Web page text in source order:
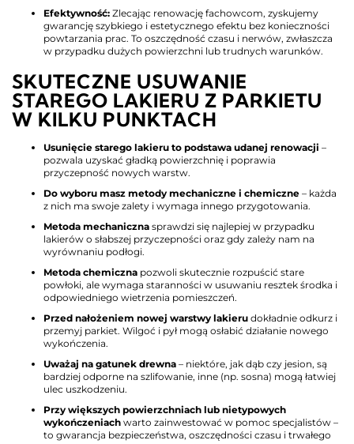
Efektywność: Zlecając renowację fachowcom, zyskujemy
gwarancję szybkiego i estetycznego efektu bez konieczności
powtarzania prac. To oszczędność czasu i nerwów, zwłaszcza
w przypadku dużych powierzchni lub trudnych warunków.
SKUTECZNE USUWANIE
STAREGO LAKIERU Z PARKIETU
W KILKU PUNKTACH
Usunięcie starego lakieru to podstawa udanej renowacji –
pozwala uzyskać gładką powierzchnię i poprawia
przyczepność nowych warstw.
Do wyboru masz metody mechaniczne i chemiczne – każda
z nich ma swoje zalety i wymaga innego przygotowania.
Metoda mechaniczna sprawdzi się najlepiej w przypadku
lakierów o słabszej przyczepności oraz gdy zależy nam na
wyrównaniu podłogi.
Metoda chemiczna pozwoli skutecznie rozpuścić stare
powłoki, ale wymaga staranności w usuwaniu resztek środka i
odpowiedniego wietrzenia pomieszczeń.
Przed nałożeniem nowej warstwy lakieru dokładnie odkurz i
przemyj parkiet. Wilgoć i pył mogą osłabić działanie nowego
wykończenia.
Uważaj na gatunek drewna – niektóre, jak dąb czy jesion, są
bardziej odporne na szlifowanie, inne (np. sosna) mogą łatwiej
ulec uszkodzeniu.
Przy większych powierzchniach lub nietypowych
wykończeniach warto zainwestować w pomoc specjalistów –
to gwarancja bezpieczeństwa, oszczędności czasu i trwałego